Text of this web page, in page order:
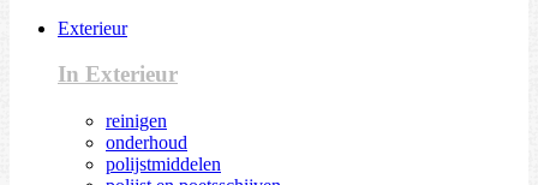
Exterieur
In Exterieur
reinigen
onderhoud
polijstmiddelen